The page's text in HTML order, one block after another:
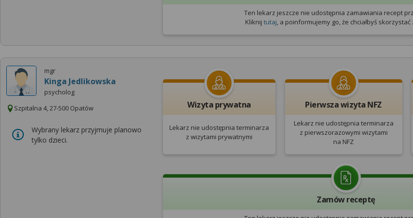
Ten lekarz jeszcze nie udostępnia zamawiania recept
Kliknijtutaj, a poinformujemy go, że chciałbyś skorzystać
mgr
Kinga Jedlikowska
psycholog
Szpitalna 4, 27-500 Opatów
Wybrany lekarz przyjmuje planowo
tylko dzieci.
Wizyta prywatna
Lekarz nie udostępnia terminarza
z wizytami prywatnymi
Pierwsza wizyta NFZ
Lekarz nie udostępnia terminarza
z pierwszorazowymi wizytami
na NFZ
Zamów receptę